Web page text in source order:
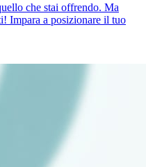
che stai offrendo. Ma
Impara a posizionare il tuo